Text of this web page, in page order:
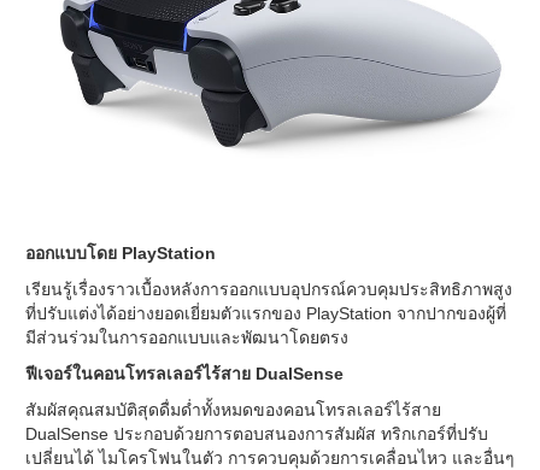
ออกแบบโดย PlayStation
เรียนรู้เรื่องราวเบื้องหลังการออกแบบอุปกรณ์ควบคุมประสิทธิภาพสูง
ที่ปรับแต่งได้อย่างยอดเยี่ยมตัวแรกของ PlayStation จากปากของผู้ที่
มีส่วนร่วมในการออกแบบและพัฒนาโดยตรง
ฟีเจอร์ในคอนโทรลเลอร์ไร้สาย DualSense
สัมผัสคุณสมบัติสุดดื่มด่ำทั้งหมดของคอนโทรลเลอร์ไร้สาย
DualSense ประกอบด้วยการตอบสนองการสัมผัส ทริกเกอร์ที่ปรับ
เปลี่ยนได้ ไมโครโฟนในตัว การควบคุมด้วยการเคลื่อนไหว และอื่นๆ